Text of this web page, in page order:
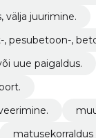
välja juurimine.
, pesubetoon-,
uue paigaldus.
matusekorraldus